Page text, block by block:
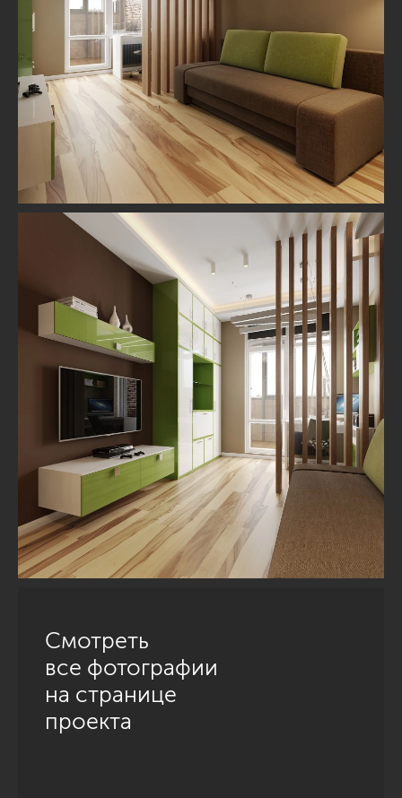
Смотреть
все фотографии
на странице
проекта